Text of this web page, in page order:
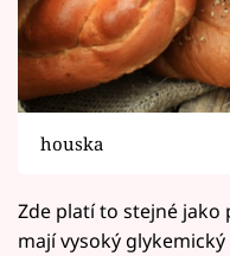
houska
Zde platí to stejné jako
mají vysoký